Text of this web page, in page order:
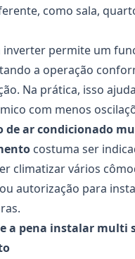
como sala,
inverter permite um
a operação
Na prática, isso
com menos
de ar condicionado
costuma ser
climatizar vários
autorização para
a pena instalar multi